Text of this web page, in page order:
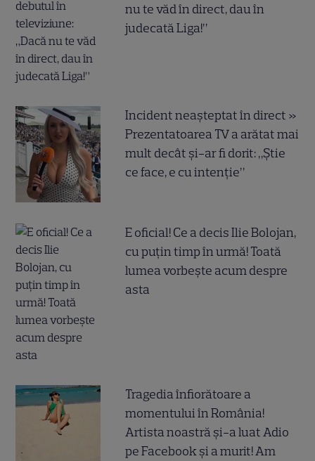
nu te văd în direct, dau în
judecată Liga!”
Incident neașteptat în direct »
Prezentatoarea TV a arătat mai
mult decât și-ar fi dorit: „Știe
ce face, e cu intenție”
E oficial! Ce a decis Ilie Bolojan,
cu puțin timp în urmă! Toată
lumea vorbește acum despre
asta
Tragedia înfiorătoare a
momentului în România!
Artista noastră și-a luat Adio
pe Facebook și a murit! Am